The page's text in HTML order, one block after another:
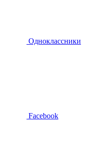
Одноклассники
Facebook